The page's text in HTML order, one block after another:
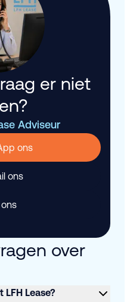
er niet
Adviseur
ons
ons
over
Lease?